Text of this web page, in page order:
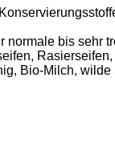
bis sehr
Bio-Milch, wilde